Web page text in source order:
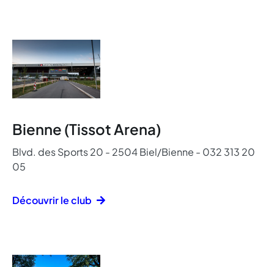
Bienne (Tissot Arena)
Blvd. des Sports 20 - 2504 Biel/Bienne - 032 313 20
05
Découvrir le club